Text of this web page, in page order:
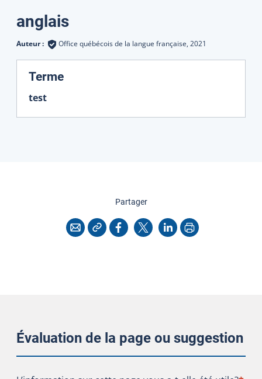
Traductions
anglais
Auteur : Office québécois de la langue française, 2021
Terme:
test
Partagercette page
CourrielCopier l'adresse
Facebook
X LinkedInImprimer
Évaluation de la page ou suggestion